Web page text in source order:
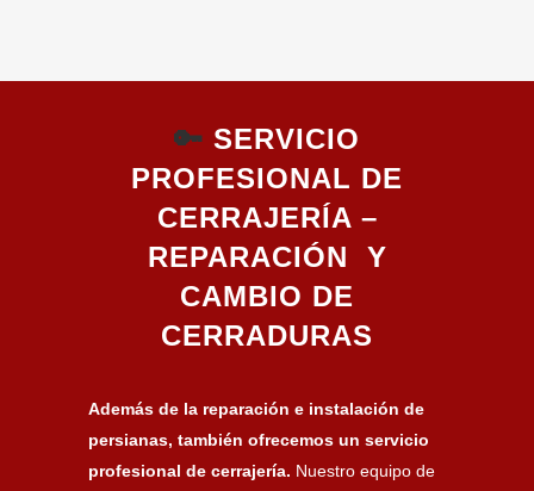
🔑 SERVICIO
PROFESIONAL DE
CERRAJERÍA –
REPARACIÓN Y
CAMBIO DE
CERRADURAS
Además de la reparación e instalación de
persianas, también ofrecemos un servicio
profesional de cerrajería. Nuestro equipo de